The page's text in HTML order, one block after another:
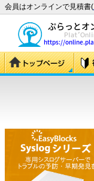
会員はオンラインで見積書(